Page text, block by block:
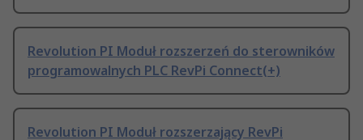
Revolution PI Moduł rozszerzeń do sterowników
programowalnych PLC RevPi Connect(+)
Revolution PI Moduł rozszerzający RevPi